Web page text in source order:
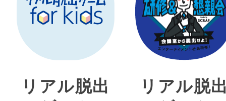
リアル脱出
リアル脱